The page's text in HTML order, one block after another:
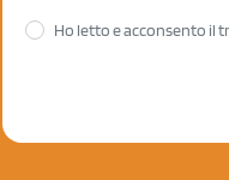
Ho letto e acconsento il